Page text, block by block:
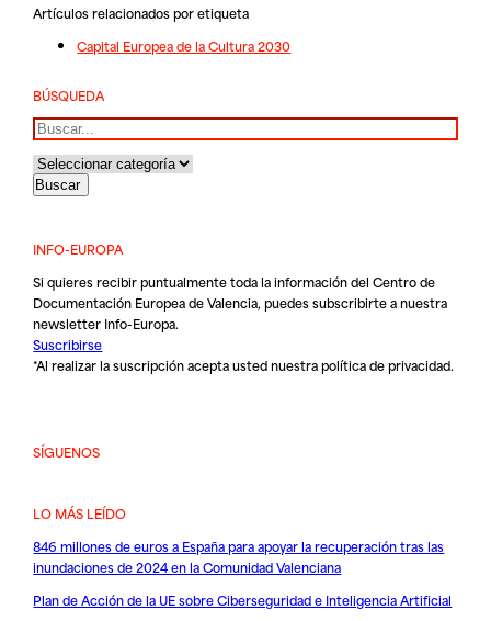
Artículos relacionados por etiqueta
Capital Europea de la Cultura 2030
BÚSQUEDA
Buscar
INFO-EUROPA
Si quieres recibir puntualmente toda la información del Centro de
Documentación Europea de Valencia, puedes subscribirte a nuestra
newsletter Info-Europa.
Suscribirse
*Al realizar la suscripción acepta usted nuestrapolítica de privacidad.
SÍGUENOS
LO MÁS LEÍDO
846 millones de euros a España para apoyar la recuperación tras las
inundaciones de 2024 en la Comunidad Valenciana
Plan de Acción de la UE sobre Ciberseguridad e Inteligencia Artificial